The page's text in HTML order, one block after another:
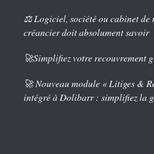
⚖️ Logiciel, société ou cabinet de
créancier doit absolument savoir
🚀Simplifiez votre recouvrement
🚀 Nouveau module « Litiges &
intégré à Dolibarr : simplifiez la